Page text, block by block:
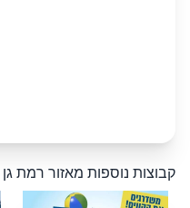
קבוצות נוספות מאזור רמת גן